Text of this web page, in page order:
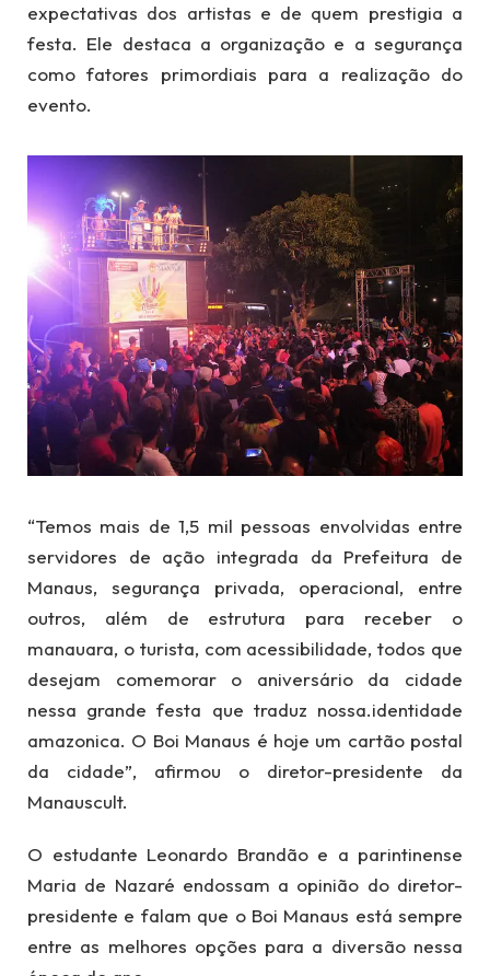
expectativas dos artistas e de quem prestigia a
festa. Ele destaca a organização e a segurança
como fatores primordiais para a realização do
evento.
“Temos mais de 1,5 mil pessoas envolvidas entre
servidores de ação integrada da Prefeitura de
Manaus, segurança privada, operacional, entre
outros, além de estrutura para receber o
manauara, o turista, com acessibilidade, todos que
desejam comemorar o aniversário da cidade
nessa grande festa que traduz nossa.identidade
amazonica. O Boi Manaus é hoje um cartão postal
da cidade”, afirmou o diretor-presidente da
Manauscult.
O estudante Leonardo Brandão e a parintinense
Maria de Nazaré endossam a opinião do diretor-
presidente e falam que o Boi Manaus está sempre
entre as melhores opções para a diversão nessa